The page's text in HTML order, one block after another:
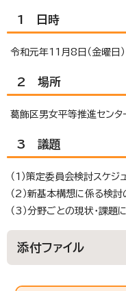
1 日時
令和元年11月8日（金曜
2 場所
葛飾区男女平等推進セン
3 議題
（1）策定委員会検討スケ
（2）新基本構想に係る検
（3）分野ごとの現状・課題
添付ファイル